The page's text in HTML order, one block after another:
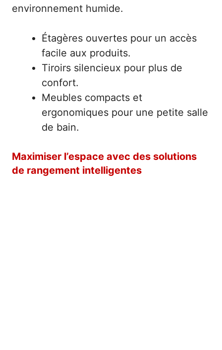
environnement humide.
Étagères ouvertes pour un accès
facile aux produits.
Tiroirs silencieux pour plus de
confort.
Meubles compacts et
ergonomiques pour une petite salle
de bain.
Maximiser l’espace avec des solutions
de rangement intelligentes